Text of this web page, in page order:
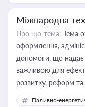
Міжнародна
Про що тема: Тема
оформлення,
допомоги, що
важливою для
розвитку, реформ та
Паливно-